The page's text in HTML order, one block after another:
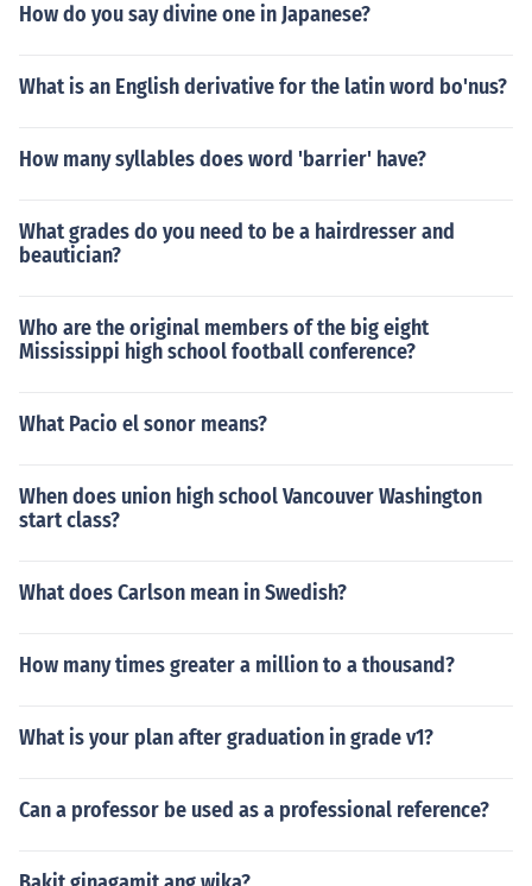
How do you say divine one in Japanese?
What is an English derivative for the latin word bo'nus?
How many syllables does word 'barrier' have?
What grades do you need to be a hairdresser and
beautician?
Who are the original members of the big eight
Mississippi high school football conference?
What Pacio el sonor means?
When does union high school Vancouver Washington
start class?
What does Carlson mean in Swedish?
How many times greater a million to a thousand?
What is your plan after graduation in grade v1?
Can a professor be used as a professional reference?